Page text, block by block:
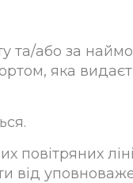
та/або за
яка
повітряних
від